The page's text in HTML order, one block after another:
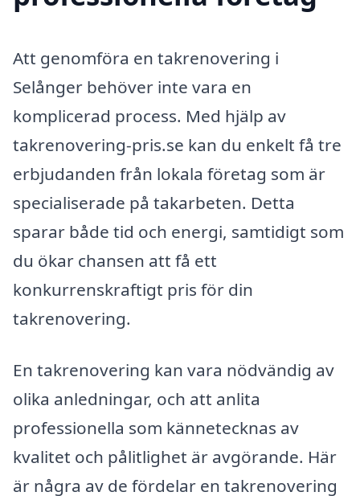
Att genomföra en takrenovering i
Selånger behöver inte vara en
komplicerad process. Med hjälp av
takrenovering-pris.se kan du enkelt få tre
erbjudanden från lokala företag som är
specialiserade på takarbeten. Detta
sparar både tid och energi, samtidigt som
du ökar chansen att få ett
konkurrenskraftigt pris för din
takrenovering.
En takrenovering kan vara nödvändig av
olika anledningar, och att anlita
professionella som kännetecknas av
kvalitet och pålitlighet är avgörande. Här
är några av de fördelar en takrenovering